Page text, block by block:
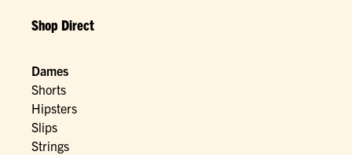
Shop Direct
Dames
Shorts
Hipsters
Slips
Strings